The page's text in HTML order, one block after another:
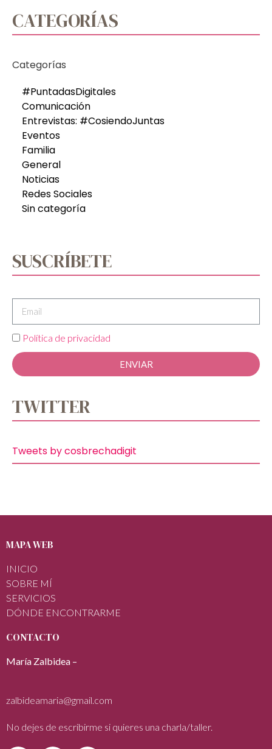
CATEGORÍAS
Categorías
#PuntadasDigitales
Comunicación
Entrevistas: #CosiendoJuntas
Eventos
Familia
General
Noticias
Redes Sociales
Sin categoría
SUSCRÍBETE
Política de privacidad
ENVIAR
TWITTER
Tweets by cosbrechadigit
MAPA WEB
INICIO
SOBRE MÍ
SERVICIOS
DÓNDE ENCONTRARME
CONTACTO
María Zalbidea –
zalbideamaria@gmail.com
No dejes de escribirme si quieres una charla/taller.